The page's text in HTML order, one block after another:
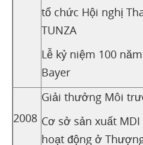
tổ chức Hội nghị
TUNZA
Lễ kỷ niệm 100
Bayer
2008
Giải thưởng Môi
Cơ sở sản xuất
hoạt động ở